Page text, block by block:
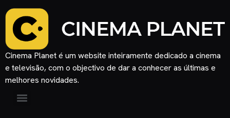
Cinema Planet é um website inteiramente dedicado a cinema
e televisão, com o objectivo de dar a conhecer as últimas e
melhores novidades.